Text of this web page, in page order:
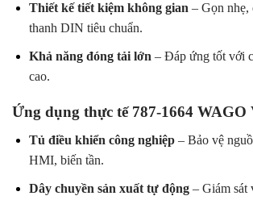
Thiết kế tiết kiệm không gian – Gọn nhẹ,
thanh DIN tiêu chuẩn.
Khả năng đóng tải lớn – Đáp ứng tốt với
cao.
Ứng dụng thực tế 787-1664 WAGO
Tủ điều khiển công nghiệp– Bảo vệ
HMI, biến tần.
Dây chuyền sản xuất tự động– Giám sát